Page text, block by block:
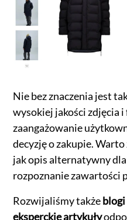
Nie bez znaczenia jest
wysokiej jakości zdjęcia
zaangażowanie
decyzję o zakupie. Warto
jak opis alternatywny
rozpoznanie zawartości
Rozwijaliśmy także
eksperckie artykuły